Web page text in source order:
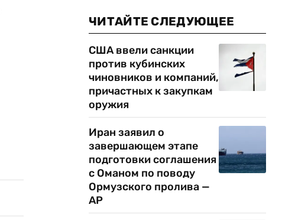
ЧИТАЙТЕ СЛЕДУЮЩЕЕ
США ввели санкции
против кубинских
чиновников и компаний,
причастных к закупкам
оружия
Иран заявил о
завершающем этапе
подготовки соглашения
с Оманом по поводу
Ормузского пролива —
AP